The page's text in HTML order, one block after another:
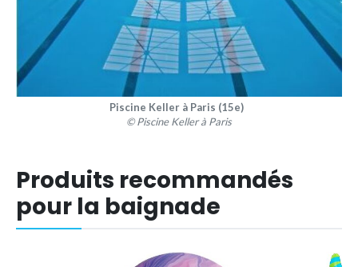
Piscine Keller à Paris (15e)
© Piscine Keller à Paris
Produits recommandés
pour la baignade